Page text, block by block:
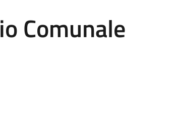
Comunale